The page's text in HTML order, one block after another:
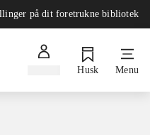
på dit foretrukne bibliotek
Husk Menu